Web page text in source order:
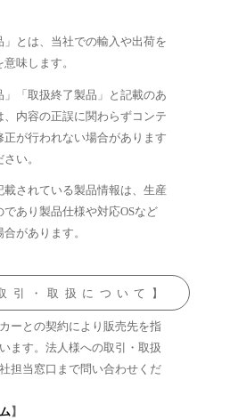
」とは、当社での輸入や出荷を
味します。
」「取扱終了製品」と記載のあ
、内容の正誤に関わらずコンテ
正が行われない場合があります
い。
載されている製品情報は、生産
であり製品仕様や対応OSなど
があります。
引・取扱について】
ーとの契約により販売先を指
ます。法人様への取引・取扱
担当窓口まで問い合わせくだ
】